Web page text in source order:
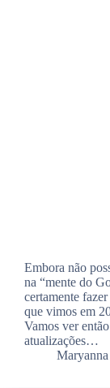
Embora não
na “mente do
certamente
que vimos em
Vamos ver
atualizações…